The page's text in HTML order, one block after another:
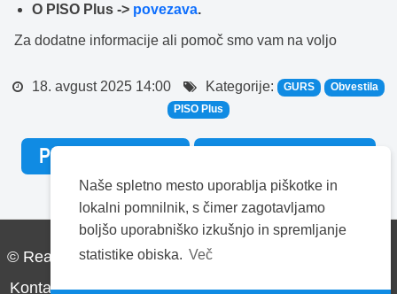
Naše spletno mesto uporablja piškotke in
lokalni pomnilnik, s čimer zagotavljamo
boljšo uporabniško izkušnjo in spremljanje
statistike obiska. Več
O PISO Plus -> povezava.
Za dodatne informacije ali pomoč smo vam na voljo
18. avgust 2025 14:00 Kategorije: GURS
Obvestila
PISO Plus
Prejšnja objava <<
© Realis d.o.o. Vse pravice pridržane.
Kontakt Pogoji uporabe Piškotki Politika zasebnosti